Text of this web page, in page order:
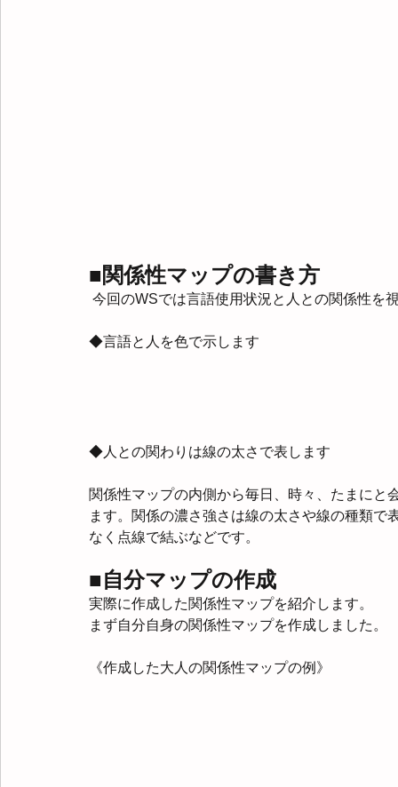
■関係性マップの書き方
今回のWSでは言語使用状況と人との関係性を
◆言語と人を色で示します
◆人との関わりは線の太さで表します
関係性マップの内側から毎日、時々、たまにと
ます。関係の濃さ強さは線の太さや線の種類
なく点線で結ぶなどです。
■自分マップの作成
実際に作成した関係性マップを紹介します。
まず自分自身の関係性マップを作成しました。
《作成した大人の関係性マップの例》